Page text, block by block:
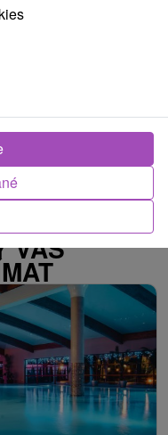
Zdravý horský
sprievodné aktivity
vás. Vzhľadom
VÁS